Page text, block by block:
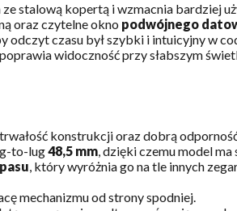
stalową kopertą i wzmacnia bardziej
oraz czytelne okno podwójnego
odczyt czasu był szybki i intuicyjny w
widoczność przy słabszym
konstrukcji oraz dobrą
to-lug48,5 mm, dzięki czemu model
, który wyróżnia go na tle innych
mechanizmu od strony spodniej.